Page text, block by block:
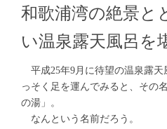
和歌浦湾の絶景と
い温泉露天風呂を
平成25年9月に待望の温泉露天
っそく足を運んでみると、その
の湯」。
なんという名前だろう。